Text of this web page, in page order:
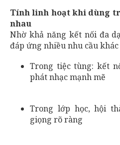
Tính linh hoạt khi dùng
nhau
Nhờ khả năng kết nối đa
đáp ứng nhiều nhu cầu khác
Trong tiệc tùng: kết
phát nhạc mạnh mẽ
Trong lớp học, hội
giọng rõ ràng